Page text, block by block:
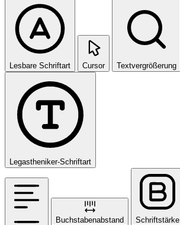
Lesbare Schriftart Cursor Textvergrößerung
Legastheniker-Schriftart
Buchstabenabstand Schriftstärke